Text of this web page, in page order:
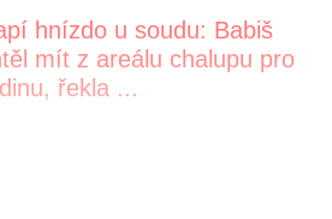
hnízdo u soudu: Babiš
mít z areálu chalupu pro
řekla ...